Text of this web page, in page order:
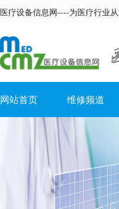
医疗设备信息网----为医疗行业
网站首页 维修频道